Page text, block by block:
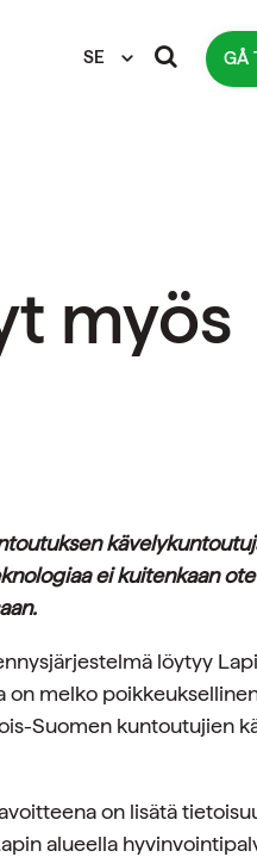
SE GÅ
myös
ei kuitenkaan
löytyy
on melko
Suomen kuntoutujien
on lisätä
alueella